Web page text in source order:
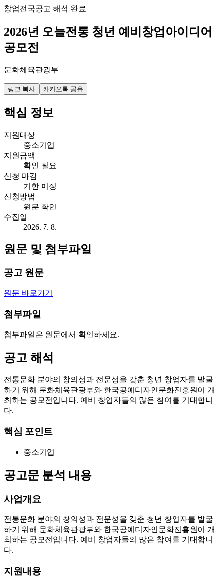
창업전국공고 해석 완료
2026년 오늘전통 청년 예비창업아이디어
공모전
문화체육관광부
링크 복사 카카오톡 공유
핵심 정보
지원대상
중소기업
지원금액
확인 필요
신청 마감
기한 미정
신청방법
원문 확인
수집일
2026. 7. 8.
원문 및 첨부파일
공고 원문
원문 바로가기
첨부파일
첨부파일은 원문에서 확인하세요.
공고 해석
전통문화 분야의 창의성과 전문성을 갖춘 청년 창업자를 발굴
하기 위해 문화체육관광부와 한국공예디자인문화진흥원이 개
최하는 공모전입니다. 예비 창업자들의 많은 참여를 기대합니
다.
핵심 포인트
중소기업
공고문 분석 내용
사업개요
전통문화 분야의 창의성과 전문성을 갖춘 청년 창업자를 발굴
하기 위해 문화체육관광부와 한국공예디자인문화진흥원이 개
최하는 공모전입니다. 예비 창업자들의 많은 참여를 기대합니
다.
지원내용